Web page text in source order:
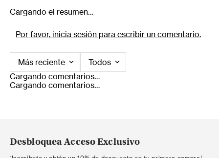
Cargando el resumen…
Por favor, inicia sesión para escribir un comentario.
Más reciente
Todos
Cargando comentarios…
Cargando comentarios…
Desbloquea Acceso Exclusivo